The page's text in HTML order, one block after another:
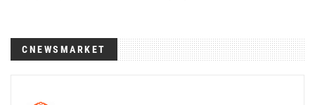
CNEWSMARKET